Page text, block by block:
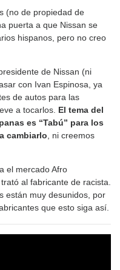
(no de propiedad de
puerta a que Nissan se
hispanos, pero no creo
de Nissan (ni
con Ivan Espinosa, ya
de autos para las
a tocarlos. El tema del
es “Tabú” para los
cambiarlo, ni creemos
el mercado Afro
al fabricante de racista.
están muy desunidos, por
que esto siga así.